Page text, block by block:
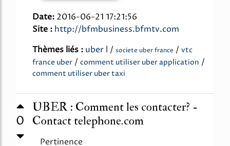
Date: 2016-06-21 17:21:56
Site : http://bfmbusiness.bfmtv.com
Thèmes liés : uber l / societe uber france / vtc
france uber / comment utiliser uber application /
comment utiliser uber taxi
0
UBER : Comment les contacter? -
Contact telephone.com
Pertinence